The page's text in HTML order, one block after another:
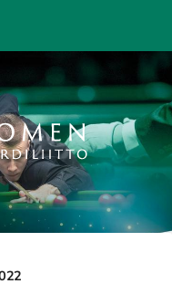
Biljardiliitto ry